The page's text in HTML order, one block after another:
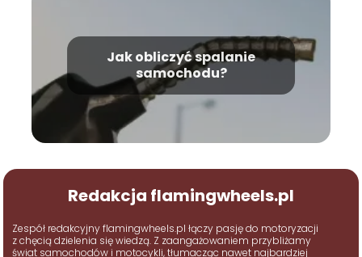
Jak obliczyć spalanie
samochodu?
Redakcja flamingwheels.pl
Zespół redakcyjny flamingwheels.pl łączy pasję do motoryzacji
z chęcią dzielenia się wiedzą. Z zaangażowaniem przybliżamy
świat samochodów i motocykli, tłumacząc nawet najbardziej